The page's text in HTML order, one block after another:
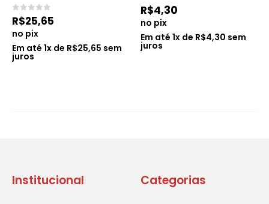
0de 5
R$25,65
no pix
Em até 1x de R$25,65 sem
juros
0de 5
R$4,30
no pix
Em até 1x de R$4,30 sem
juros
Institucional Categorias